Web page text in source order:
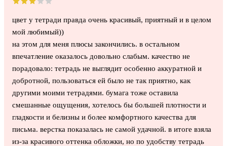
цвет у тетради правда очень красивый, приятный и в целом
мой любимый))
на этом для меня плюсы закончились. в остальном
впечатление оказалось довольно слабым. качество не
порадовало: тетрадь не выглядит особенно аккуратной и
добротной, пользоваться ей было не так приятно, как
другими моими тетрадями. бумага тоже оставила
смешанные ощущения, хотелось бы большей плотности и
гладкости и белизны и более комфортного качества для
письма. верстка показалась не самой удачной. в итоге взяла
из-за красивого оттенка обложки, но по удобству тетрадь